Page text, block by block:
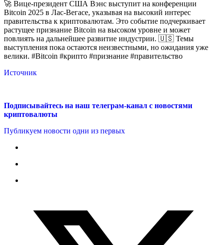
🚀 Вице-президент США Вэнс выступит на конференции
Bitcoin 2025 в Лас-Вегасе, указывая на высокий интерес
правительства к криптовалютам. Это событие подчеркивает
растущее признание Bitcoin на высоком уровне и может
повлиять на дальнейшее развитие индустрии. 🇺🇸 Темы
выступления пока остаются неизвестными, но ожидания уже
велики. #Bitcoin #крипто #признание #правительство
Источник
Подписывайтесь на наш телеграм-канал с новостями
криптовалюты
Публикуем новости одни из первых